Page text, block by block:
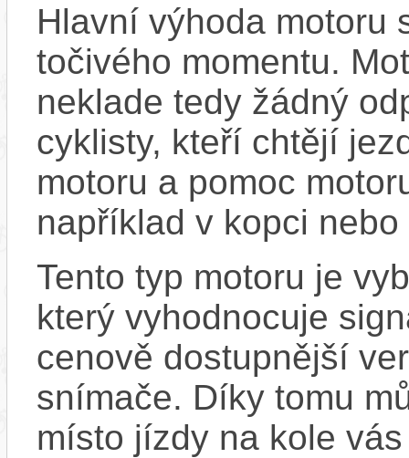
Hlavní výhoda motoru
točivého momentu.
neklade tedy žádný
cyklisty, kteří chtějí
motoru a pomoc
například v kopci
Tento typ motoru je
který vyhodnocuje
cenově dostupnější
snímače. Díky tomu
místo jízdy na kole